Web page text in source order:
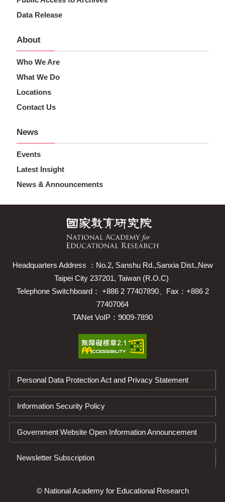
Data Release
About
Who We Are
What We Do
Locations
Contact Us
News
Events
Latest Insight
News & Announcements
Headquarters Address ：No.2, Sanshu Rd.,Sanxia Dist.,New
Taipei City 237201, Taiwan (R.O.C)
Telephone Switchboard： +886 2 77407890、Fax：+886 2
77407064
TANet VoIP：9009-7890
Personal Data Protection Act and Privacy Statement
Information Security Policy
Government Website Open Information Announcement
Newsletter Subscription
© National Academy for Educational Research